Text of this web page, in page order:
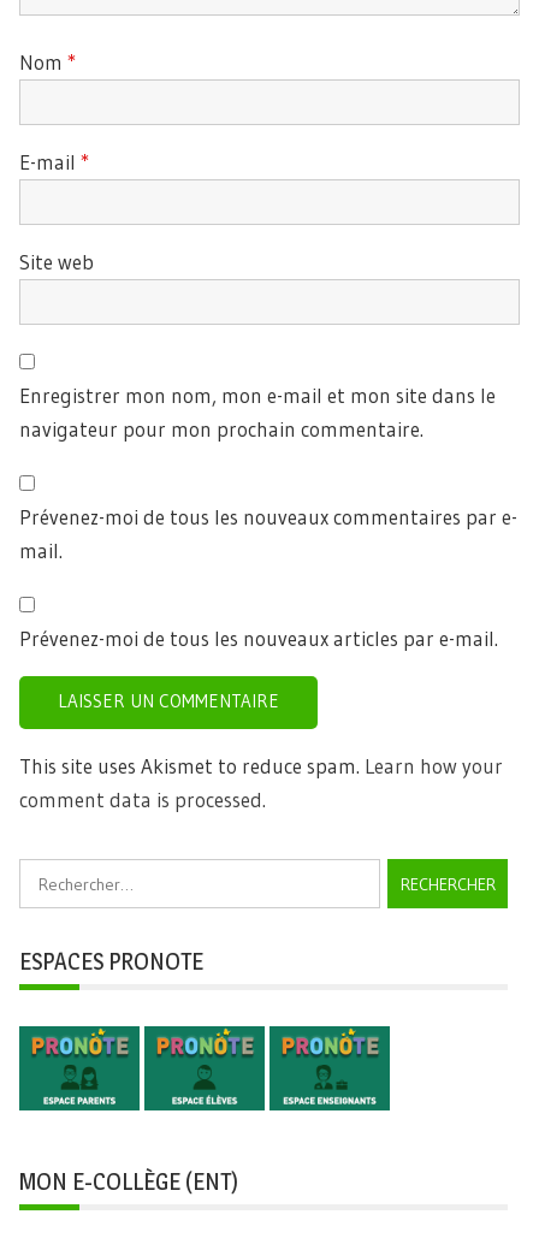
Nom *
E-mail *
Site web
Enregistrer mon nom, mon e-mail et mon site dans le
navigateur pour mon prochain commentaire.
Prévenez-moi de tous les nouveaux commentaires par e-
mail.
Prévenez-moi de tous les nouveaux articles par e-mail.
This site uses Akismet to reduce spam. Learn how your
comment data is processed.
Rechercher :
ESPACES PRONOTE
MON E-COLLÈGE (ENT)